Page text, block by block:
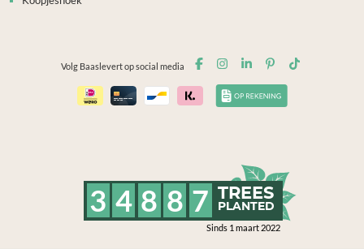
Volg Baaslevert op social media
3 4 8 8 7 TREES
PLANTED
Sinds 1 maart 2022